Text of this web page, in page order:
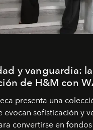
y vanguardia:
de H&M con
presenta una
evocan sofisticación y
convertirse en